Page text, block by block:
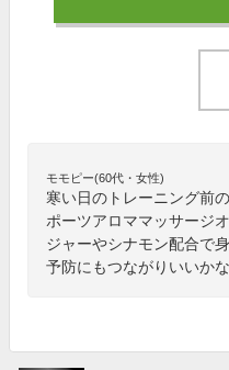
モモピー(60代・女性)
寒い日のトレーニング前
ポーツアロママッサージ
ジャーやシナモン配合で
予防にもつながりいいかな